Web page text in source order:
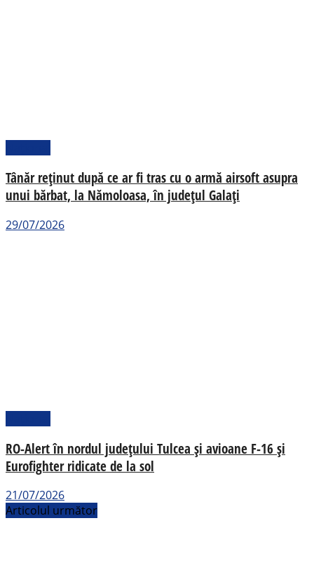
Tânăr reținut după ce ar fi tras cu o armă airsoft asupra
unui bărbat, la Nămoloasa, în județul Galați
29/07/2026
RO-Alert în nordul județului Tulcea și avioane F-16 și
Eurofighter ridicate de la sol
21/07/2026
Articolul următor